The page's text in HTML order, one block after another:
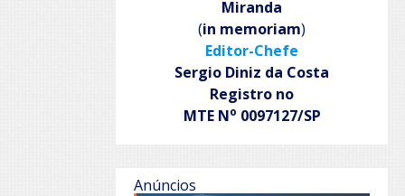
Miranda
(in memoriam)
Editor-Chefe
Sergio Diniz da Costa
Registro no
MTE No 0097127/SP
Anúncios